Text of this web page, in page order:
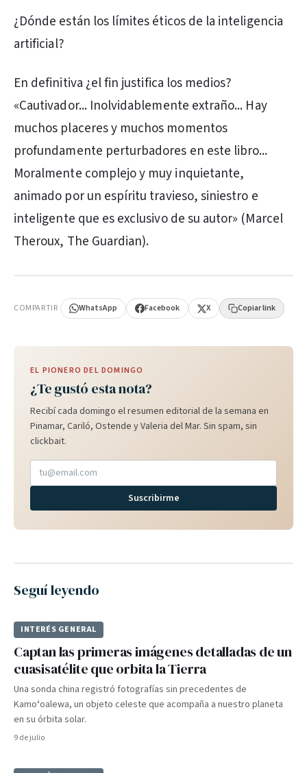
¿Dónde están los límites éticos de la inteligencia
artificial?
En definitiva ¿el fin justifica los medios?
«Cautivador... Inolvidablemente extraño... Hay
muchos placeres y muchos momentos
profundamente perturbadores en este libro...
Moralmente complejo y muy inquietante,
animado por un espíritu travieso, siniestro e
inteligente que es exclusivo de su autor» (Marcel
Theroux, The Guardian).
COMPARTIR WhatsApp Facebook X Copiar link
EL PIONERO DEL DOMINGO
¿Te gustó esta nota?
Recibí cada domingo el resumen editorial de la semana en
Pinamar, Cariló, Ostende y Valeria del Mar. Sin spam, sin
clickbait.
Suscribirme
Seguí leyendo
INTERÉS GENERAL
Captan las primeras imágenes detalladas de un
cuasisatélite que orbita la Tierra
Una sonda china registró fotografías sin precedentes de
Kamoʻoalewa, un objeto celeste que acompaña a nuestro planeta
en su órbita solar.
9 de julio